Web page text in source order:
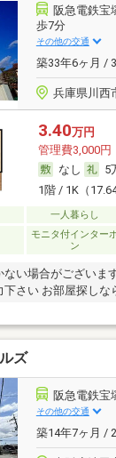
阪急電鉄宝
歩7分
その他の交通
築33年6ヶ月 /
兵庫県川西
3.40万円
管理費3,000円
なし
5
1階 / 1K（
一人暮らし
モニタ付インター
ン
ない場合がございま
下さい お部屋探しな
ズ
阪急電鉄宝
その他の交通
築14年7ヶ月 /